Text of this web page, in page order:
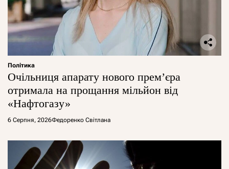
Політика
Очільниця апарату нового прем’єра
отримала на прощання мільйон від
«Нафтогазу»
6 Серпня, 2026Федоренко Світлана